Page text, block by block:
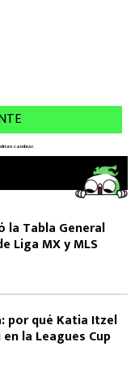
la Tabla General
Liga MX y MLS
por qué Katia Itzel
la Leagues Cup